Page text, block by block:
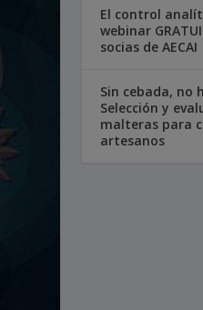
El control
webinar
socias de AECAI
Sin cebada, no
Selección y
malteras para
artesanos